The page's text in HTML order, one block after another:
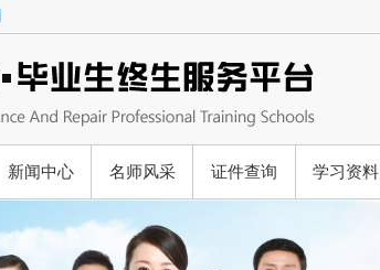
新闻中心 名师风采 证件查询 学习资料